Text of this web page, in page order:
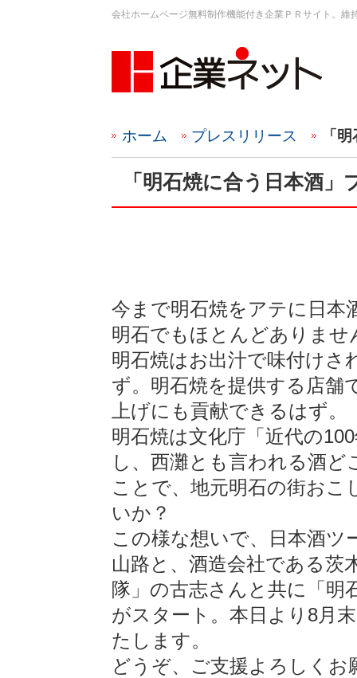
会社ホームページ無料制作機能付き企業ＰＲサイト。
ホーム プレスリリース 「
「明石焼に合う日本酒
今まで明石焼をアテに日本
明石でもほとんどありませ
明石焼はお出汁で味付けさ
ず。明石焼を提供する店舗
上げにも貢献できるはず。
明石焼は文化庁「近代の
し、西灘とも言われる酒
ことで、地元明石の街お
いか？
この様な想いで、日本酒
山路と、酒造会社である茨
隊」の古志さんと共に「明
がスタート。本日より8月
たします。
どうぞ、ご支援よろしくお